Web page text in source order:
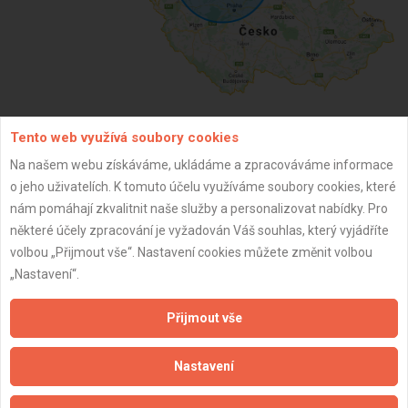
Aktualizováno z portálu ARES dne 03.12.2025 12:45:02
Důležité informace
Naše firmy a řemeslníci
Tento web využívá soubory cookies
Na našem webu získáváme, ukládáme a zpracováváme informace
o jeho uživatelích. K tomuto účelu využíváme soubory cookies, které
nám pomáhají zkvalitnit naše služby a personalizovat nabídky. Pro
některé účely zpracování je vyžadován Váš souhlas, který vyjádříte
volbou „Přijmout vše“. Nastavení cookies můžete změnit volbou
„Nastavení“.
Přijmout vše
Nastavení